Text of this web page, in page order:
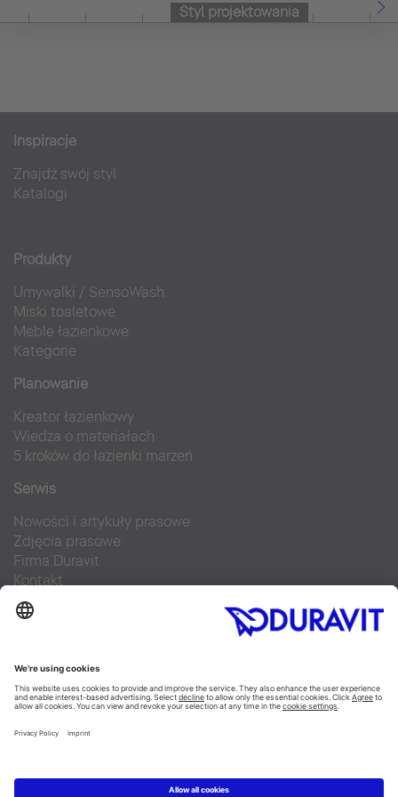
Styl projektowania
Inspiracje
Znajdź swój styl
Katalogi
Produkty
Umywalki / SensoWash
Miski toaletowe
Meble łazienkowe
Kategorie
Planowanie
Kreator łazienkowy
Wiedza o materiałach
5 kroków do łazienki marzeń
Serwis
Nowości i artykuły prasowe
Zdjęcia prasowe
Firma Duravit
Kontakt
Najczęściej zadawane pytania
Facebook
Instagram
Pinterest
Blog
YouTube